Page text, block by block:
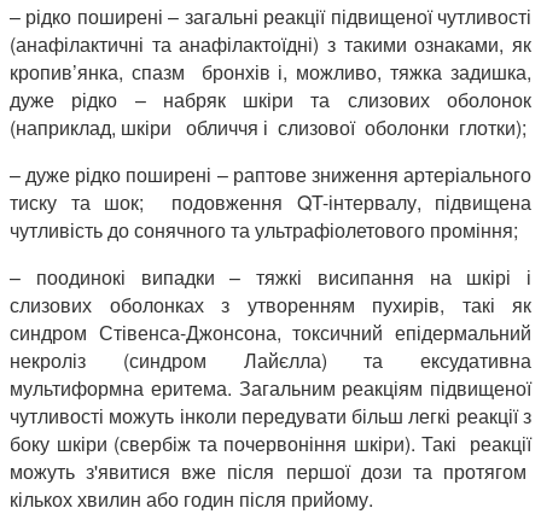
– рідко поширені – загальні реакції підвищеної чутливості
(анафілактичні та анафілактоїдні) з такими ознаками, як
кропив’янка, спазм бронхів і, можливо, тяжка задишка,
дуже рідко – набряк шкіри та слизових оболонок
(наприклад, шкіри обличчя і слизової оболонки глотки);
– дуже рідко поширені – раптове зниження артеріального
тиску та шок; подовження QT-інтервалу, підвищена
чутливість до сонячного та ультрафіолетового проміння;
– поодинокі випадки – тяжкі висипання на шкірі і
слизових оболонках з утворенням пухирів, такі як
синдром Стівенса-Джонсона, токсичний епідермальний
некроліз (синдром Лайєлла) та ексудативна
мультиформна еритема. Загальним реакціям підвищеної
чутливості можуть інколи передувати більш легкі реакції з
боку шкіри (свербіж та почервоніння шкіри). Такі реакції
можуть з'явитися вже після першої дози та протягом
кількох хвилин або годин після прийому.